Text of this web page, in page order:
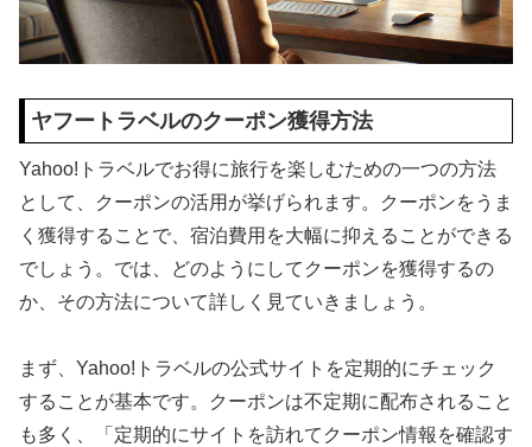
ヤフートラベルのクーポン獲得方法
Yahoo!トラベルでお得に旅行を楽しむための一つの方法
として、クーポンの活用が挙げられます。クーポンをうま
く獲得することで、宿泊費用を大幅に抑えることができる
でしょう。では、どのようにしてクーポンを獲得するの
か、その方法について詳しく見ていきましょう。
まず、Yahoo!トラベルの公式サイトを定期的にチェック
することが基本です。クーポンは不定期に配布されること
も多く、「定期的にサイトを訪れてクーポン情報を確認す